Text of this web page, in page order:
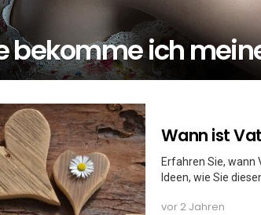
bekomme ich
Wann ist
Erfahren Sie,
Ideen, wie Sie
vor 2 Jahren